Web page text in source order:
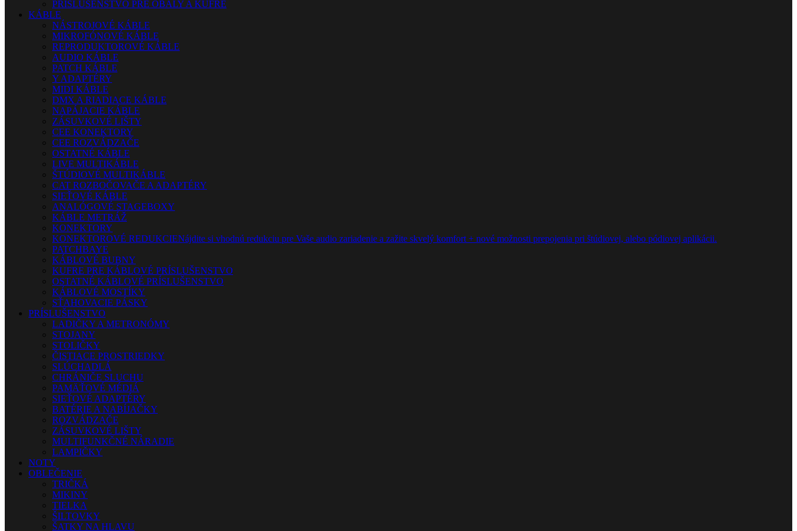
PRÍSLUŠENSTVO PRE OBALY A KUFRE
KÁBLE
NÁSTROJOVÉ KÁBLE
MIKROFÓNOVÉ KÁBLE
REPRODUKTOROVÉ KÁBLE
AUDIO KÁBLE
PATCH KÁBLE
Y ADAPTÉRY
MIDI KÁBLE
DMX A RIADIACE KÁBLE
NAPÁJACIE KÁBLE
ZÁSUVKOVÉ LIŠTY
CEE KONEKTORY
CEE ROZVÁDZAČE
OSTATNÉ KÁBLE
LIVE MULTIKÁBLE
ŠTÚDIOVÉ MULTIKÁBLE
CAT ROZBOČOVAČE A ADAPTÉRY
SIEŤOVÉ KÁBLE
ANALÓGOVÉ STAGEBOXY
KÁBLE METRÁŽ
KONEKTORY
KONEKTOROVÉ REDUKCIENájdite si vhodnú redukciu pre Vaše audio zariadenie a zažite skvelý komfort + nové možnosti prepojenia pri štúdiovej, alebo pódiovej aplikácii.
PATCHBAYE
KÁBLOVÉ BUBNY
KUFRE PRE KÁBLOVÉ PRÍSLUŠENSTVO
OSTATNÉ KÁBLOVÉ PRÍSLUŠENSTVO
KÁBLOVÉ MOSTÍKY
SŤAHOVACIE PÁSKY
PRÍSLUŠENSTVO
LADIČKY A METRONÓMY
STOJANY
STOLIČKY
ČISTIACE PROSTRIEDKY
SLÚCHADLÁ
CHRÁNIČE SLUCHU
PAMÄŤOVÉ MÉDIÁ
SIEŤOVÉ ADAPTÉRY
BATÉRIE A NABÍJAČKY
ROZVÁDZAČE
ZÁSUVKOVÉ LIŠTY
MULTIFUNKČNÉ NÁRADIE
LAMPIČKY
NOTY
OBLEČENIE
TRIČKÁ
MIKINY
TIELKA
ŠILTOVKY
ŠATKY NA HLAVU